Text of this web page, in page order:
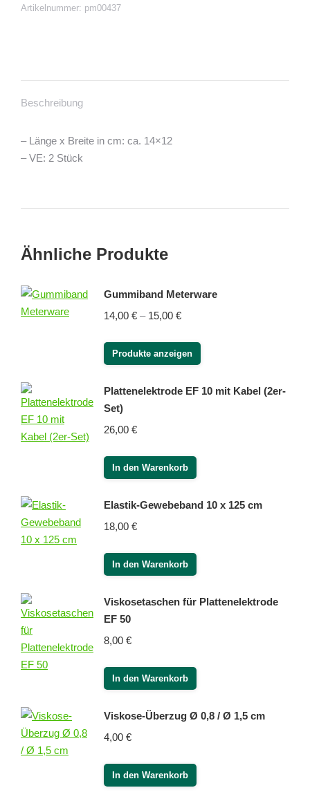
Artikelnummer: pm00437
Beschreibung
– Länge x Breite in cm: ca. 14×12
– VE: 2 Stück
Ähnliche Produkte
Gummiband Meterware
14,00 € – 15,00 €Preisspanne:
bis
Produkte anzeigen
Plattenelektrode EF 10 mit Kabel (2er-
Set)
26,00 €
In den Warenkorb
Elastik-Gewebeband 10 x 125 cm
18,00 €
In den Warenkorb
Viskosetaschen für Plattenelektrode
EF 50
8,00 €
In den Warenkorb
Viskose-Überzug Ø 0,8 / Ø 1,5 cm
4,00 €
In den Warenkorb